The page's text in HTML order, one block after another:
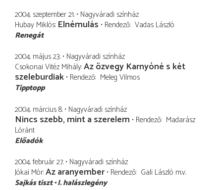
2004. szeptember 21. Nagyváradi színház
Hubay Miklós Elnémulás Rendező Vadas László
Renegát
2004. május 23. Nagyváradi színház
Csokonai Vitéz Mihály Az özvegy Karnyóné s két
szeleburdiak Rendező Meleg Vilmos
Tipptopp
2004. március 8. Nagyváradi színház
Nincs szebb, mint a szerelem Rendező Madarász
Lóránt
Előadók
2004. február 27. Nagyváradi színház
Jókai Mór Az aranyember Rendező Gali László m.v.
Sajkás tiszt I. halászlegény